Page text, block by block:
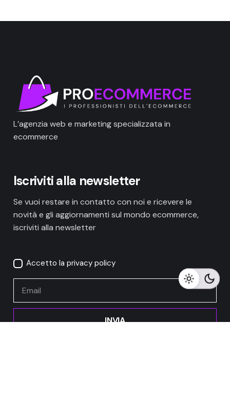
15,86
commissione di
iscrizione48,80€
Ordina
L’agenzia web e marketing specializzata in
ecommerce
Iscriviti alla newsletter
Se vuoi restare in contatto con noi e ricevere le
novità e gli aggiornamenti sul mondo ecommerce,
iscriviti alla newsletter
Accetto la privacy policy
INVIA